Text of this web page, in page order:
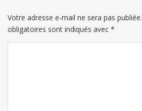
Votre adresse e-mail ne sera pas publiée.
obligatoires sont indiqués avec *